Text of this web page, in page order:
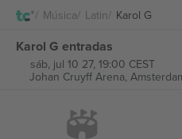
Música Latin Karol G
Karol G entradas
sáb, jul 10 27, 19:00 CEST
Johan Cruyff Arena,